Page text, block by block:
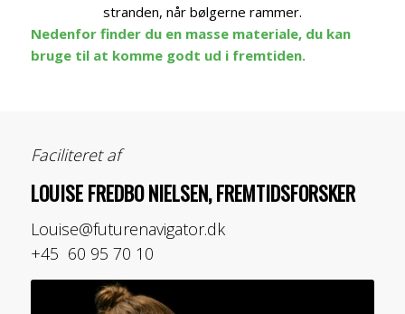
stranden, når bølgerne rammer.
Nedenfor finder du en masse materiale, du kan
bruge til at komme godt ud i fremtiden.
Faciliteret af
LOUISE FREDBO NIELSEN, FREMTIDSFORSKER
Louise@futurenavigator.dk
+45 60 95 70 10